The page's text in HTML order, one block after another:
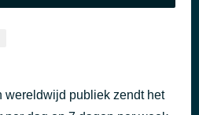
wereldwijd publiek zendt het